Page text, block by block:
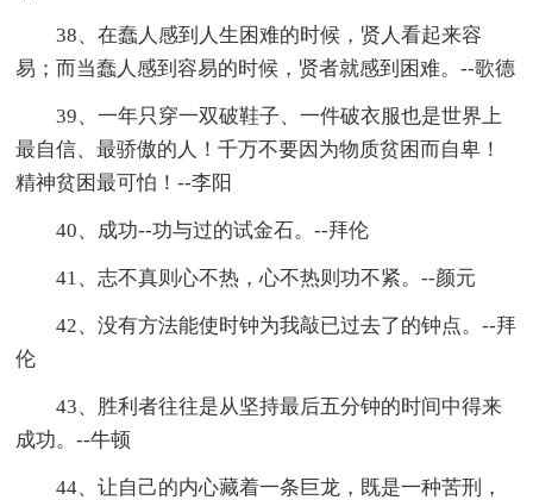
38、在蠢人感到人生困难的时候，贤人看起来容
易；而当蠢人感到容易的时候，贤者就感到困难。--歌德
39、一年只穿一双破鞋子、一件破衣服也是世界上
最自信、最骄傲的人！千万不要因为物质贫困而自卑！
精神贫困最可怕！--李阳
40、成功--功与过的试金石。--拜伦
41、志不真则心不热，心不热则功不紧。--颜元
42、没有方法能使时钟为我敲已过去了的钟点。--拜
伦
43、胜利者往往是从坚持最后五分钟的时间中得来
成功。--牛顿
44、让自己的内心藏着一条巨龙，既是一种苦刑，